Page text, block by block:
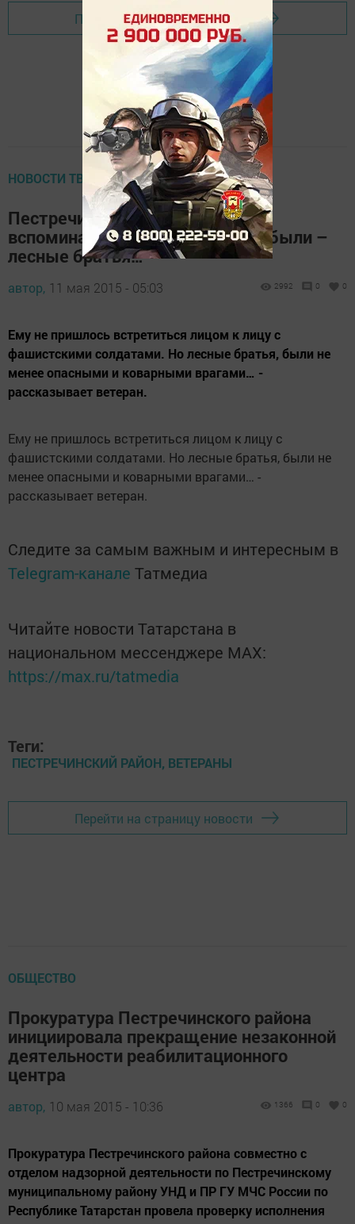
Перейти на страницу новости
НОВОСТИ ТВ
Пестречинец Риаз Махмутов
вспоминает: «Нашими врагами были –
лесные братья…
автор, 11 мая 2015 - 05:03 2992 0 0
Ему не пришлось встретиться лицом к лицу с
фашистскими солдатами. Но лесные братья, были не
менее опасными и коварными врагами… -
рассказывает ветеран.
Ему не пришлось встретиться лицом к лицу с
фашистскими солдатами. Но лесные братья, были не
менее опасными и коварными врагами… -
рассказывает ветеран.
Следите за самым важным и интересным в
Telegram-канале Татмедиа
Читайте новости Татарстана в
национальном мессенджере MАХ:
https://max.ru/tatmedia
Теги:
ПЕСТРЕЧИНСКИЙ РАЙОН, ВЕТЕРАНЫ
Перейти на страницу новости
ОБЩЕСТВО
Прокуратура Пестречинского района
инициировала прекращение незаконной
деятельности реабилитационного
центра
автор, 10 мая 2015 - 10:36 1366 0 0
Прокуратура Пестречинского района совместно с
отделом надзорной деятельности по Пестречинскому
муниципальному району УНД и ПР ГУ МЧС России по
Республике Татарстан провела проверку исполнения